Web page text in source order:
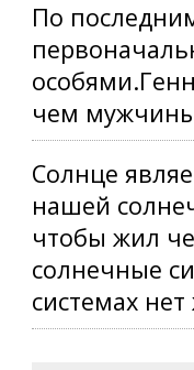
По
чем
Солнце
нашей
чтобы жил
солнечные
системах